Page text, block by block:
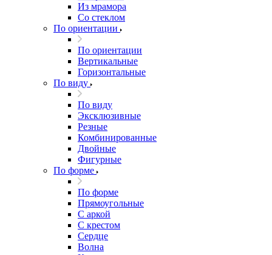
Из мрамора
Со стеклом
По ориентации
По ориентации
Вертикальные
Горизонтальные
По виду
По виду
Эксклюзивные
Резные
Комбинированные
Двойные
Фигурные
По форме
По форме
Прямоугольные
С аркой
С крестом
Сердце
Волна